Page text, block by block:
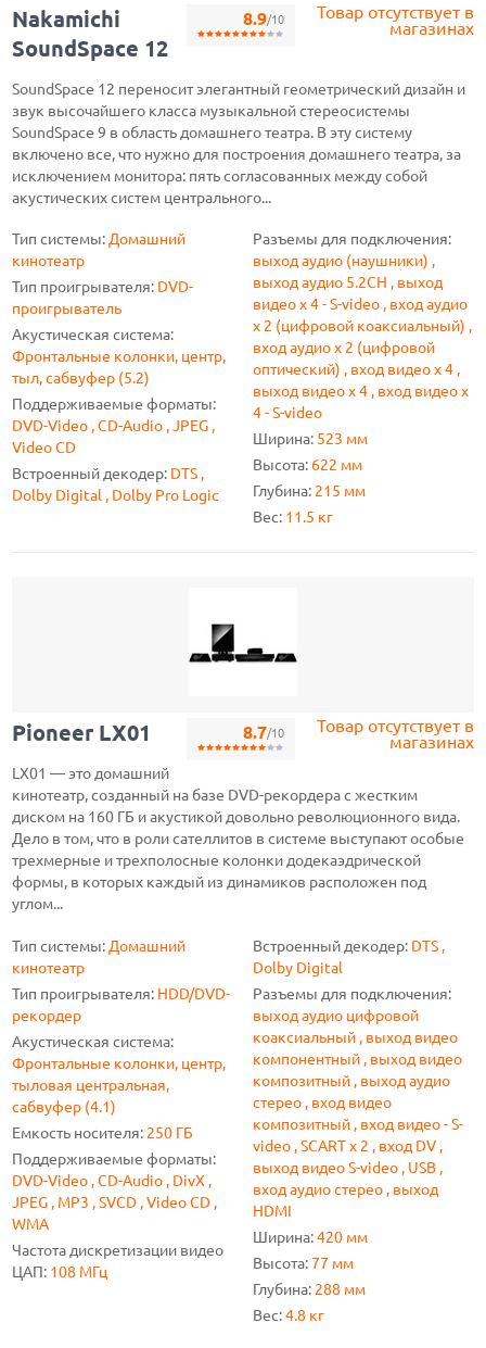
Товар отсутствует в
магазинах
8.9/10
Nakamichi
SoundSpace 12
SoundSpace 12 переносит элегантный геометрический дизайн и
звук высочайшего класса музыкальной стереосистемы
SoundSpace 9 в область домашнего театра. В эту систему
включено все, что нужно для построения домашнего театра, за
исключением монитора: пять согласованных между собой
акустических систем центрального...
Тип системы: Домашний
кинотеатр
Тип проигрывателя: DVD-
проигрыватель
Акустическая система:
Фронтальные колонки, центр,
тыл, сабвуфер (5.2)
Поддерживаемые форматы:
DVD-Video , CD-Audio , JPEG ,
Video CD
Встроенный декодер: DTS ,
Dolby Digital , Dolby Pro Logic
Разъемы для подключения:
выход аудио (наушники) ,
выход аудио 5.2CH , выход
видео x 4 - S-video , вход аудио
x 2 (цифровой коаксиальный) ,
вход аудио x 2 (цифровой
оптический) , вход видео x 4 ,
выход видео x 4 , вход видео x
4 - S-video
Ширина: 523 мм
Высота: 622 мм
Глубина: 215 мм
Вес: 11.5 кг
Товар отсутствует в
магазинах
8.7/10
Pioneer LX01
LX01 — это домашний
кинотеатр, созданный на базе DVD-рекордера с жестким
диском на 160 ГБ и акустикой довольно революционного вида.
Дело в том, что в роли сателлитов в системе выступают особые
трехмерные и трехполосные колонки додекаэдрической
формы, в которых каждый из динамиков расположен под
углом...
Тип системы: Домашний
кинотеатр
Тип проигрывателя: HDD/DVD-
рекордер
Акустическая система:
Фронтальные колонки, центр,
тыловая центральная,
сабвуфер (4.1)
Емкость носителя: 250 ГБ
Поддерживаемые форматы:
DVD-Video , CD-Audio , DivX ,
JPEG , MP3 , SVCD , Video CD ,
WMA
Частота дискретизации видео
ЦАП: 108 МГц
Встроенный декодер: DTS ,
Dolby Digital
Разъемы для подключения:
выход аудио цифровой
коаксиальный , выход видео
компонентный , выход видео
композитный , выход аудио
стерео , вход видео
композитный , вход видео - S-
video , SCART x 2 , вход DV ,
выход видео S-video , USB ,
вход аудио стерео , выход
HDMI
Ширина:420 мм
Высота:77 мм
Глубина: 288 мм
Вес:4.8 кг